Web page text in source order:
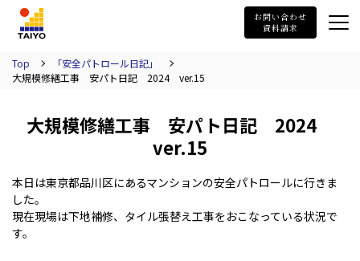
お問い合わせ
資料請求
Top
「安全パトロール日記」
大規模修繕工事 安パト日記 2024 ver.15
大規模修繕工事 安パト日記 2024
ver.15
本日は東京都品川区にあるマンションの安全パトロールに行きま
した。
現在現場は下地補修、タイル張替え工事をおこなっている状況で
す。